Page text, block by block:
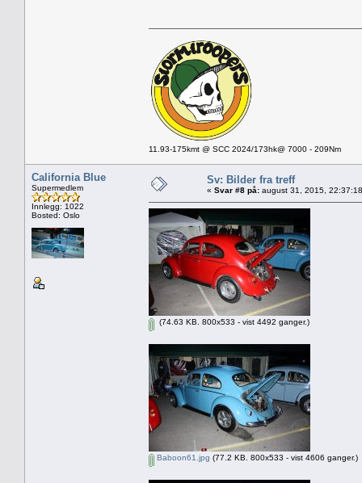
11.93-175kmt @ SCC 2024/173hk@ 7000 - 209Nm
California Blue
Supermedlem
Innlegg: 1022
Bosted: Oslo
Sv: Bilder fra treff
« Svar #8 på: august 31, 2015,
(74.63 KB. 800x533 - vist 4492 ganger.)
Baboon61.jpg (77.2 KB. 800x533 - vist 4606 ganger.)